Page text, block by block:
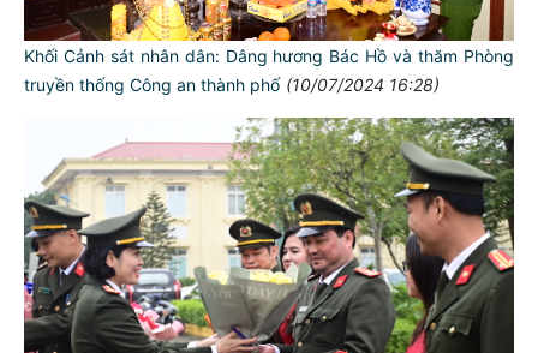
Khối Cảnh sát nhân dân: Dâng hương Bác Hồ và thăm Phòng
truyền thống Công an thành phố (10/07/2024 16:28)